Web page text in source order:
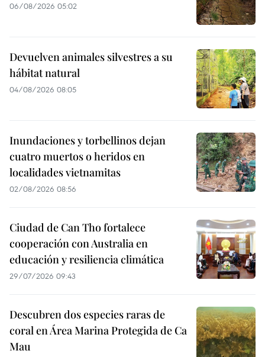
06/08/2026 05:02
Devuelven animales silvestres a su
hábitat natural
04/08/2026 08:05
Inundaciones y torbellinos dejan
cuatro muertos o heridos en
localidades vietnamitas
02/08/2026 08:56
Ciudad de Can Tho fortalece
cooperación con Australia en
educación y resiliencia climática
29/07/2026 09:43
Descubren dos especies raras de
coral en Área Marina Protegida de Ca
Mau